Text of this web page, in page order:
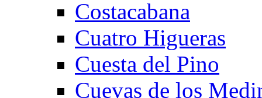
Costacabana
Cuatro Higueras
Cuesta del Pino
Cuevas de los